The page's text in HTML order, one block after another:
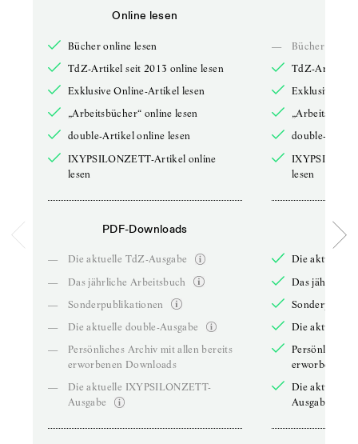
Online lesen
Bücher online lesen
TdZ-Artikel seit 2013 online lesen
Exklusive Online-Artikel lesen
„Arbeitsbücher“ online lesen
double-Artikel online lesen
IXYPSILONZETT-Artikel online
lesen
PDF-Downloads
—
Die aktuelle TdZ-Ausgabe
—
Das jährliche Arbeitsbuch
—
Sonderpublikationen
—
Die aktuelle double-Ausgabe
—
Persönliches Archiv mit allen bereits
erworbenen Downloads
—
Die aktuelle IXYPSILONZETT-
Ausgabe
—
Bücher online
TdZ-Artikel
Exklusive
double-
lesen
Die aktuelle
Das jährliche
Die aktuelle
Persönliches
erworbenen
Die aktuelle
Ausgabe